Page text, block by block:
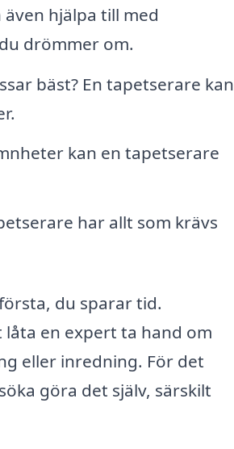
även hjälpa till med
drömmer om.
bäst? En tapetserare kan
kan en tapetserare
har allt som krävs
du sparar tid.
en expert ta hand om
eller inredning. För det
göra det själv, särskilt